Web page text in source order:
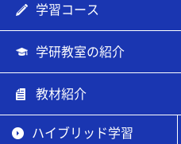
学習コース
学研教室の紹介
教材紹介
ハイブリッド学習